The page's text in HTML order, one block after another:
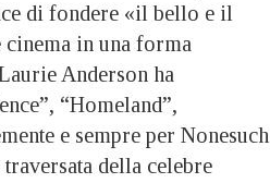
di fondere «il bello e il
cinema in una forma
Anderson ha
“Homeland”,
e sempre per Nonesuch
della celebre